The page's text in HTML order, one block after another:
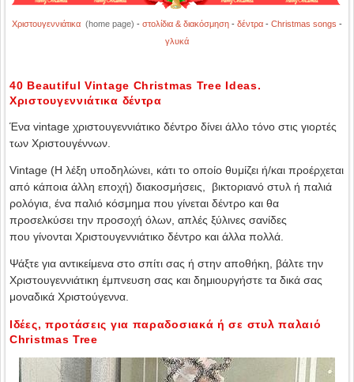
Χριστουγεννιάτικα (home page) - στολίδια & διακόσμηση - δέντρα - Christmas songs -
γλυκά
40 Beautiful Vintage Christmas Tree Ideas.
Χριστουγεννιάτικα δέντρα
Ένα vintage χριστουγεννιάτικο δέντρο δίνει άλλο τόνο στις γιορτές
των Χριστουγέννων.
Vintage (Η λέξη υποδηλώνει, κάτι το οποίο θυμίζει ή/και προέρχεται
από κάποια άλλη εποχή) διακοσμήσεις, βικτοριανό στυλ ή παλιά
ρολόγια, ένα παλιό κόσμημα που γίνεται δέντρο και θα
προσελκύσει την προσοχή όλων, απλές ξύλινες σανίδες
που γίνονται Χριστουγεννιάτικο δέντρο και άλλα πολλά.
Ψάξτε για αντικείμενα στο σπίτι σας ή στην αποθήκη, βάλτε την
Χριστουγεννιάτικη έμπνευση σας και δημιουργήστε τα δικά σας
μοναδικά Χριστούγεννα.
Ιδέες, προτάσεις για παραδοσιακά ή σε στυλ παλαιό
Christmas Tree